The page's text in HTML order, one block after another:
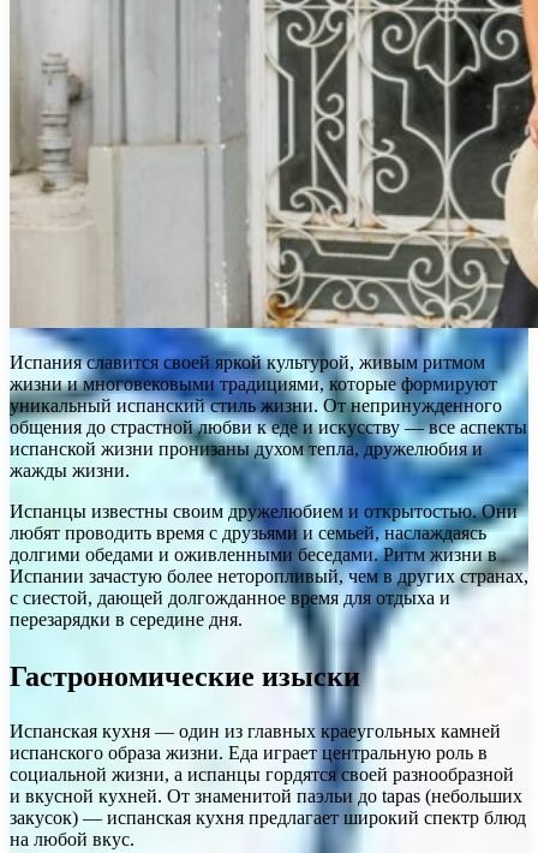
Испания славится своей яркой культурой, живым ритмом
жизни и многовековыми традициями, которые формируют
уникальный испанский стиль жизни. От непринужденного
общения до страстной любви к еде и искусству — все аспекты
испанской жизни пронизаны духом тепла, дружелюбия и
жажды жизни.
Испанцы известны своим дружелюбием и открытостью. Они
любят проводить время с друзьями и семьей, наслаждаясь
долгими обедами и оживленными беседами. Ритм жизни в
Испании зачастую более неторопливый, чем в других странах,
с сиестой, дающей долгожданное время для отдыха и
перезарядки в середине дня.
Гастрономические изыски
Испанская кухня — один из главных краеугольных камней
испанского образа жизни. Еда играет центральную роль в
социальной жизни, а испанцы гордятся своей разнообразной
и вкусной кухней. От знаменитой паэльи до tapas (небольших
закусок) — испанская кухня предлагает широкий спектр блюд
на любой вкус.